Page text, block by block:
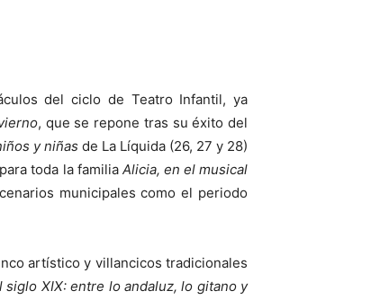
del ciclo de Teatro Infantil, ya
, que se repone tras su éxito del
y niñas de La Líquida (26, 27 y 28)
toda la familia Alicia, en el musical
municipales como el periodo
artístico y villancicos tradicionales
siglo XIX: entre lo andaluz, lo gitano y